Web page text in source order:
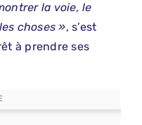
la voie, le
choses », s’est
à prendre ses